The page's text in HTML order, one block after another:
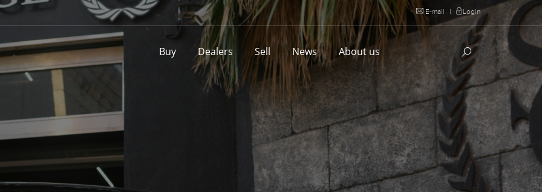
E-mail | Login
Buy Dealers Sell News About us